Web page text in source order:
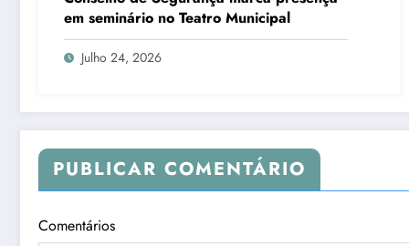
em seminário no Teatro Municipal
Julho 24, 2026
PUBLICAR COMENTÁRIO
Comentários